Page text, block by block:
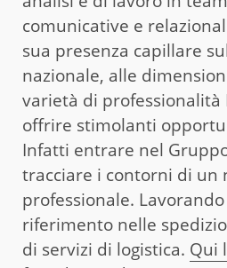
comunicative e
sua presenza capillare
nazionale, alle
varietà di professionalità
offrire stimolanti
Infatti entrare nel
tracciare i contorni di un
professionale.
riferimento nelle
di servizi di logistica. Qui